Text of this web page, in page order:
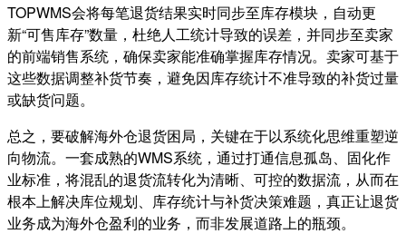
TOPWMS会将每笔退货结果实时同步至库存模块，自动更
新“可售库存”数量，杜绝人工统计导致的误差，并同步至卖家
的前端销售系统，确保卖家能准确掌握库存情况。卖家可基于
这些数据调整补货节奏，避免因库存统计不准导致的补货过量
或缺货问题。
总之，要破解海外仓退货困局，关键在于以系统化思维重塑逆
向物流。一套成熟的WMS系统，通过打通信息孤岛、固化作
业标准，将混乱的退货流转化为清晰、可控的数据流，从而在
根本上解决库位规划、库存统计与补货决策难题，真正让退货
业务成为海外仓盈利的业务，而非发展道路上的瓶颈。